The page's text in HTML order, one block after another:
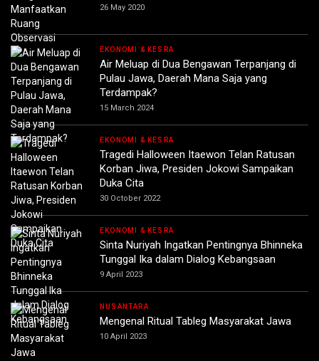
26 May 2020
EKONOMI & KESRA
Air Meluap di Dua Bengawan Terpanjang di
Pulau Jawa, Daerah Mana Saja yang
Terdampak?
15 March 2024
EKONOMI & KESRA
Tragedi Halloween Itaewon Telan Ratusan
Korban Jiwa, Presiden Jokowi Sampaikan
Duka Cita
30 October 2022
EKONOMI & KESRA
Sinta Nuriyah Ingatkan Pentingnya Bhinneka
Tunggal Ika dalam Dialog Kebangsaan
9 April 2023
NUSANTARA
Mengenal Ritual Tableg Masyarakat Jawa
10 April 2023